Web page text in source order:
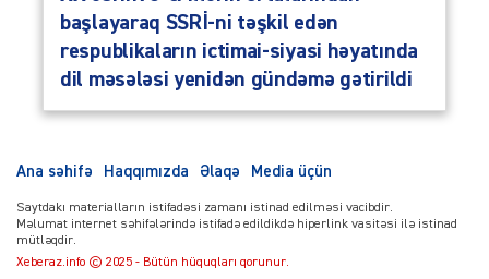
başlayaraq SSRİ-ni təşkil edən
respublikaların ictimai-siyasi həyatında
dil məsələsi yenidən gündəmə gətirildi
Ana səhifə Haqqımızda Əlaqə Media üçün
Saytdakı materialların istifadəsi zamanı istinad edilməsi vacibdir.
Məlumat internet səhifələrində istifadə edildikdə hiperlink vasitəsi ilə istinad
mütləqdir.
Xeberaz.info © 2025 - Bütün hüquqları qorunur.